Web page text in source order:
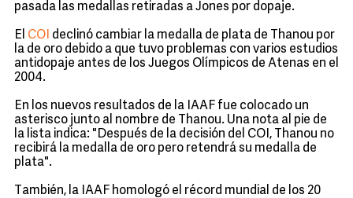
pasada las medallas retiradas a Jones por dopaje.
El COI declinó cambiar la medalla de plata de Thanou por
la de oro debido a que tuvo problemas con varios estudios
antidopaje antes de los Juegos Olímpicos de Atenas en el
2004.
En los nuevos resultados de la IAAF fue colocado un
asterisco junto al nombre de Thanou. Una nota al pie de
la lista indica: "Después de la decisión del COI, Thanou no
recibirá la medalla de oro pero retendrá su medalla de
plata".
También, la IAAF homologó el récord mundial de los 20